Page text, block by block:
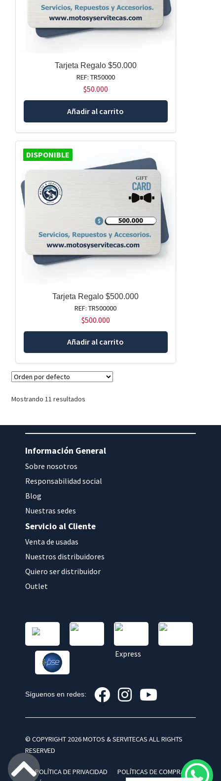
Tarjeta Regalo $50.000
REF: TR50000
$50.000
Añadir al carrito
DISPONIBLE
Tarjeta Regalo $500.000
REF: TR500000
$500.000
Añadir al carrito
Mostrando 11 resultados
Información General
Sobre nosotros
Responsabilidad social
Blog
Nuestras sedes
Servicio al Cliente
Venta de usadas
Nuestros distribuidores
Quiero ser distribuidor
Outlet
Síguenos en redes:
© COPYRIGHT 2026 MOTOS & SERVITECAS ALL RIGHTS
RESERVED
POLÍTICA DE PRIVACIDAD
POLÍTICAS DE COMPRA